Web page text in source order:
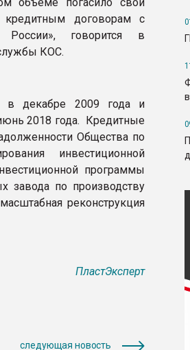
объеме погасило свои
кредитным договорам с
говорится в
КОС.
в декабре 2009 года и
2018 года. Кредитные
Общества по
инвестиционной
программы
завода по производству
реконструкция
ПластЭксперт
следующая новость